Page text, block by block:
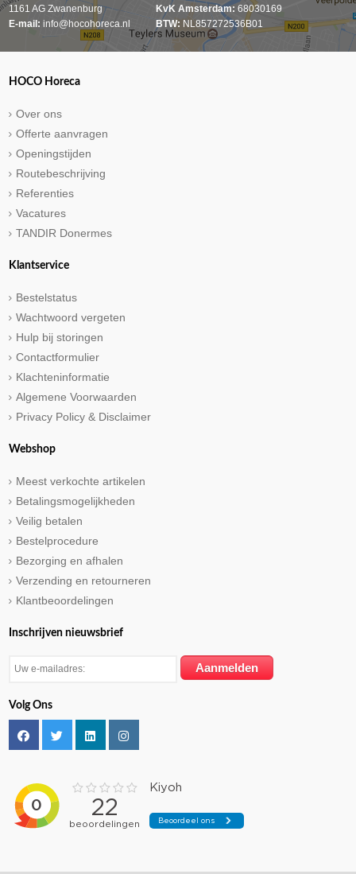
1161 AG Zwanenburg
E-mail: info@hocohoreca.nl
KvK Amsterdam: 68030169
BTW: NL857272536B01
HOCO Horeca
Over ons
Offerte aanvragen
Openingstijden
Routebeschrijving
Referenties
Vacatures
TANDIR Donermes
Klantservice
Bestelstatus
Wachtwoord vergeten
Hulp bij storingen
Contactformulier
Klachteninformatie
Algemene Voorwaarden
Privacy Policy & Disclaimer
Webshop
Meest verkochte artikelen
Betalingsmogelijkheden
Veilig betalen
Bestelprocedure
Bezorging en afhalen
Verzending en retourneren
Klantbeoordelingen
Inschrijven nieuwsbrief
Volg Ons